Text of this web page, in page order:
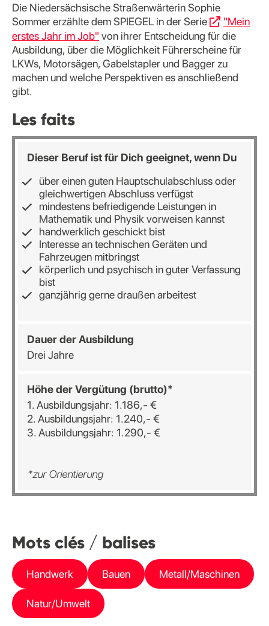
Die Niedersächsische Straßenwärterin Sophie
Sommer erzählte dem SPIEGEL in der Serie
"Mein
erstes Jahr im Job" von ihrer Entscheidung für die
Ausbildung, über die Möglichkeit Führerscheine für
LKWs, Motorsägen, Gabelstapler und Bagger zu
machen und welche Perspektiven es anschließend
gibt.
Les faits
Dieser Beruf ist für Dich geeignet, wenn Du
über einen guten Hauptschulabschluss oder
gleichwertigen Abschluss verfügst
mindestens befriedigende Leistungen in
Mathematik und Physik vorweisen kannst
handwerklich geschickt bist
Interesse an technischen Geräten und
Fahrzeugen mitbringst
körperlich und psychisch in guter Verfassung
bist
ganzjährig gerne draußen arbeitest
Dauer der Ausbildung
Drei Jahre
Höhe der Vergütung (brutto)*
1. Ausbildungsjahr: 1.186,- €
2. Ausbildungsjahr: 1.240,- €
3. Ausbildungsjahr: 1.290,- €
*zur Orientierung
Mots clés / balises
Handwerk Bauen Metall/Maschinen
Natur/Umwelt